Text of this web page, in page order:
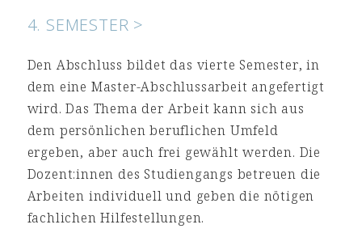
4. SEMESTER >
Den Abschluss bildet das vierte Semester, in
dem eine Master-Abschlussarbeit angefertigt
wird. Das Thema der Arbeit kann sich aus
dem persönlichen beruflichen Umfeld
ergeben, aber auch frei gewählt werden. Die
Dozent:innen des Studiengangs betreuen die
Arbeiten individuell und geben die nötigen
fachlichen Hilfestellungen.